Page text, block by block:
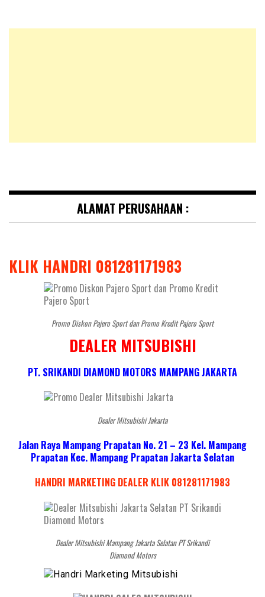
ALAMAT PERUSAHAAN :
KLIK HANDRI 081281171983
Promo Diskon Pajero Sport dan Promo Kredit Pajero Sport
DEALER MITSUBISHI
PT. SRIKANDI DIAMOND MOTORS MAMPANG JAKARTA
Dealer Mitsubishi Jakarta
Jalan Raya Mampang Prapatan No. 21 – 23 Kel. Mampang
Prapatan Kec. Mampang Prapatan Jakarta Selatan
HANDRI MARKETING DEALER KLIK 081281171983
Dealer Mitsubishi Mampang Jakarta Selatan PT Srikandi
Diamond Motors